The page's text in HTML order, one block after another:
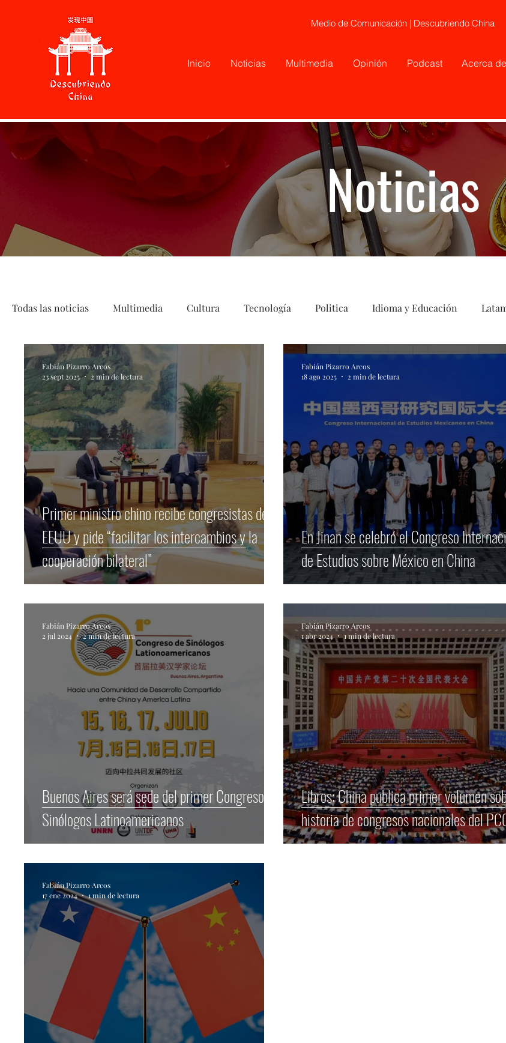
Medio de Comunicación | Descubriendo China
Inicio Noticias Multimedia Opinión Podcast Acerca de
Todas las noticias Multimedia Cultura Tecnología Politica Idioma y Educación
Telecirugía, Chile, China, Innovaci
Primer ministro chino recibe congresistas de
EEUU y pide “facilitar los intercambios y la
cooperación bilateral”
Fabián Pizarro Arcos
23 sept 2025
2 min de lectura
En Jinan se celebró el Congreso
de Estudios sobre México en China
Fabián Pizarro Arcos
18 ago 2025
2 min de lectura
Buenos Aires será sede del primer Congreso de
Sinólogos Latinoamericanos
Fabián Pizarro Arcos
2 jul 2024
2 min de lectura
Libros: China publica primer volumen
historia de congresos nacionales del
Fabián Pizarro Arcos
1 abr 2024
1 min de lectura
Fabián Pizarro Arcos
17 ene 2024
1 min de lectura
Noticias